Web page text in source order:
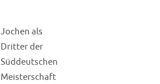
Jochen als
Dritter der
Süddeutschen
Meisterschaft